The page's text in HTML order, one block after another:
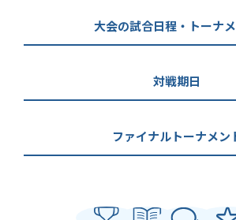
大会の試合日程・トーナ
対戦期日
ファイナルトーナメン